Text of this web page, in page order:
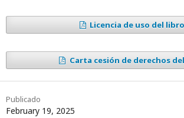
Licencia de uso del libro
Carta cesión de derechos
Publicado
February 19, 2025